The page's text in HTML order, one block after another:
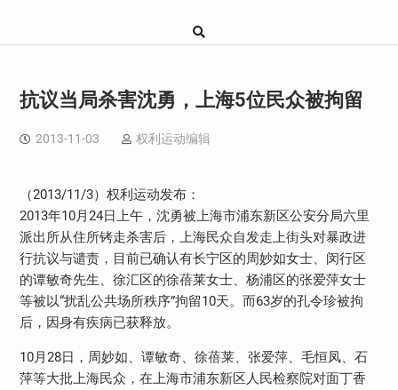
抗议当局杀害沈勇，上海5位民众被拘留
2013-11-03 权利运动编辑
（2013/11/3）权利运动发布：
2013年10月24日上午，沈勇被上海市浦东新区公安分局六里
派出所从住所铐走杀害后，上海民众自发走上街头对暴政进
行抗议与谴责，目前已确认有长宁区的周妙如女士、闵行区
的谭敏奇先生、徐汇区的徐蓓莱女士、杨浦区的张爱萍女士
等被以“扰乱公共场所秩序”拘留10天。而63岁的孔令珍被拘
后，因身有疾病已获释放。
10月28日，周妙如、谭敏奇、徐蓓莱、张爱萍、毛恒凤、石
萍等大批上海民众，在上海市浦东新区人民检察院对面丁香